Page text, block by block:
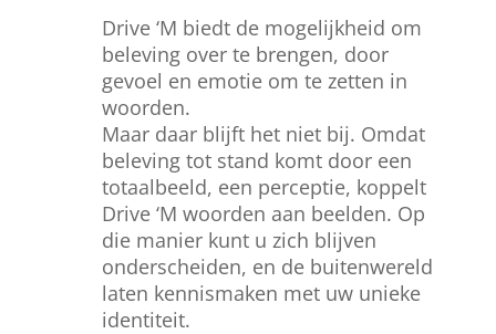
Drive ‘M biedt de mogelijkheid om
beleving over te brengen, door
gevoel en emotie om te zetten in
woorden.
Maar daar blijft het niet bij. Omdat
beleving tot stand komt door een
totaalbeeld, een perceptie, koppelt
Drive ‘M woorden aan beelden. Op
die manier kunt u zich blijven
onderscheiden, en de buitenwereld
laten kennismaken met uw unieke
identiteit.